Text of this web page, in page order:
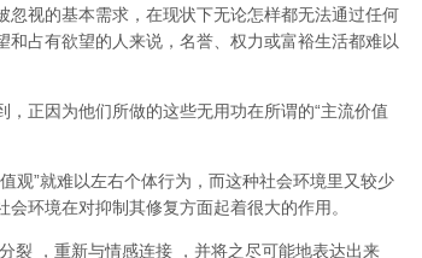
忽视的基本需求，在现状下无论怎样都无法通过任何
和占有欲望的人来说，名誉、权力或富裕生活都难以
正因为他们所做的这些无用功在所谓的“主流价值
观”就难以左右个体行为，而这种社会环境里又较少
会环境在对抑制其修复方面起着很大的作用。
裂 ，重新与情感连接
，并将之尽可能地表达出来